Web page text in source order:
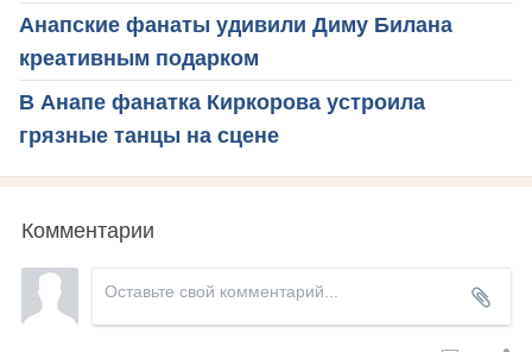
Анапские фанаты удивили Диму Билана
креативным подарком
В Анапе фанатка Киркорова устроила
грязные танцы на сцене
Комментарии